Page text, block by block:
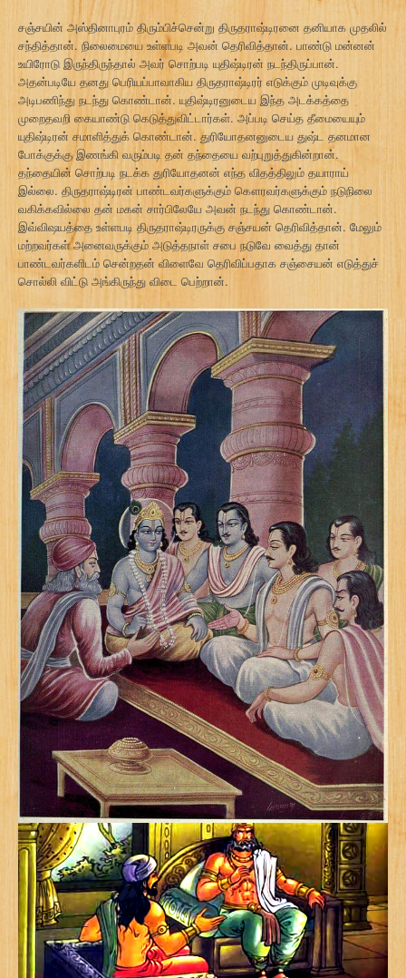
சஞ்சயின் அஸ்தினாபுரம் திரும்பிச்சென்று திருதராஷ்டிரனை தனியாக முதலில்
சந்தித்தான். நிலைமையை உள்ளபடி அவன் தெரிவித்தான். பாண்டு மன்னன்
உயிரோடு இருந்திருந்தால் அவர் சொற்படி யுதிஷ்டிரன் நடந்திருப்பான்.
அதன்படியே தனது பெரியப்பாவாகிய திருதராஷ்டிரர் எடுக்கும் முடிவுக்கு
அடிபணிந்து நடந்து கொண்டான். யுதிஷ்டிரனுடைய இந்த அடக்கத்தை
முறைதவறி கையாண்டு கெடுத்துவிட்டார்கள். அப்படி செய்த தீமையையும்
யுதிஷ்டிரன் சமாளித்துக் கொண்டான். துரியோதனனுடைய துஷ்ட தனமான
போக்குக்கு இணங்கி வரும்படி தன் தந்தையை வற்புறுத்துகின்றான்.
தந்தையின் சொற்படி நடக்க துரியோதனன் எந்த விதத்திலும் தயாராய்
இல்லை. திருதராஷ்டிரன் பாண்டவர்களுக்கும் கௌரவர்களுக்கும் நடுநிலை
வகிக்கவில்லை தன் மகன் சார்பிலேயே அவன் நடந்து கொண்டான்.
இவ்விஷயத்தை உள்ளபடி திருதராஷ்டிரருக்கு சஞ்சயன் தெரிவித்தான். மேலும்
மற்றவர்கள் அனைவருக்கும் அடுத்தநாள் சபை நடுவே வைத்து தான்
பாண்டவர்களிடம் சென்றதன் விளைவே தெரிவிப்பதாக சஞ்சையன் எடுத்துச்
சொல்லி விட்டு அங்கிருந்து விடை பெற்றான்.